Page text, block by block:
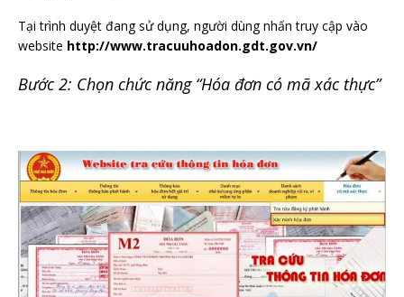
Tại trình duyệt đang sử dụng, người dùng nhấn truy cập vào
website http://www.tracuuhoadon.gdt.gov.vn/
Bước 2: Chọn chức năng “Hóa đơn có mã xác thực”